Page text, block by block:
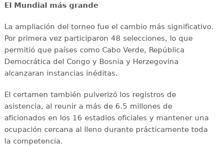
El Mundial más grande
La ampliación del torneo fue el cambio más significativo.
Por primera vez participaron 48 selecciones, lo que
permitió que países como Cabo Verde, República
Democrática del Congo y Bosnia y Herzegovina
alcanzaran instancias inéditas.
El certamen también pulverizó los registros de
asistencia, al reunir a más de 6.5 millones de
aficionados en los 16 estadios oficiales y mantener una
ocupación cercana al lleno durante prácticamente toda
la competencia.